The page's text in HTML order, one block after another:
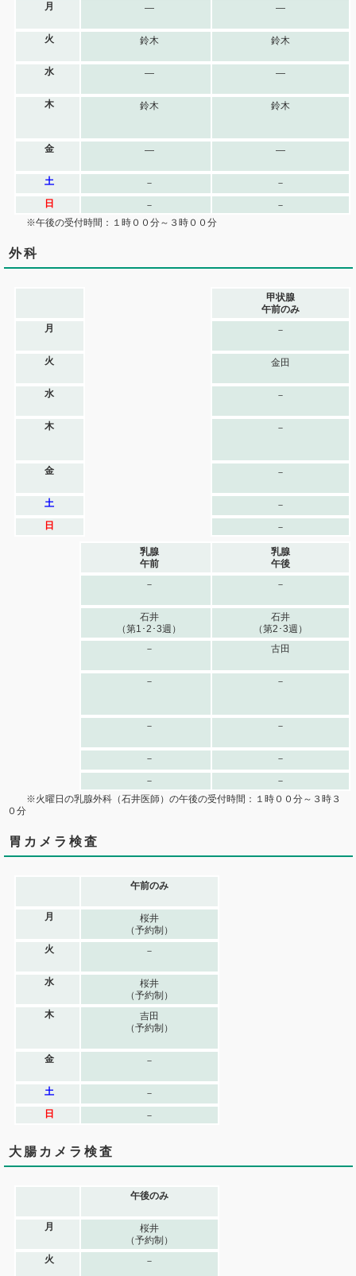
月
火
水
木
金
土
日
―
鈴木
―
鈴木
―
－
－
―
鈴木
―
鈴木
―
－
－
※午後の受付時間：１時００分～３時００分
外科
月
火
水
木
金
土
日
甲状腺
午前のみ
－
金田
－
－
－
－
－
乳腺
午前
－
石井
（第1･2･3週）
－
－
－
－
－
乳腺
午後
－
石井
（第2･3週）
古田
－
－
－
－
※火曜日の乳腺外科（石井医師）の午後の受付時間：１時００分～３時３
０分
胃カメラ検査
月
火
水
木
金
土
日
午前のみ
桜井
（予約制）
－
桜井
（予約制）
吉田
（予約制）
－
－
－
大腸カメラ検査
月
火
午後のみ
桜井
（予約制）
－